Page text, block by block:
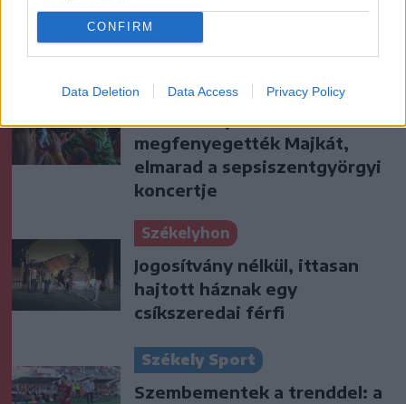
CONFIRM
Data Deletion Data Access Privacy Policy
Ezek is érdekelhetik
Székelyhon
megfenyegették Majkát,
elmarad a sepsiszentgyörgyi
koncertje
Székelyhon
Jogosítvány nélkül, ittasan
hajtott háznak egy
csíkszeredai férfi
Székely Sport
Szembementek a trenddel: a